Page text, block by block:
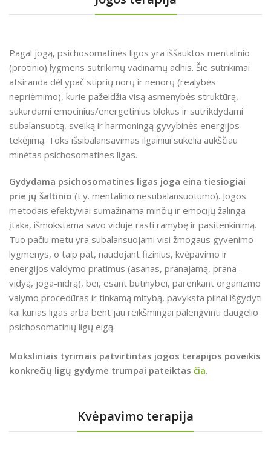
Pagal jogą, psichosomatinės ligos yra iššauktos mentalinio
(protinio) lygmens sutrikimų vadinamų adhis. Šie sutrikimai
atsiranda dėl ypač stiprių norų ir nenorų (realybės
nepriėmimo), kurie pažeidžia visą asmenybės struktūrą,
sukurdami emocinius/energetinius blokus ir sutrikdydami
subalansuotą, sveiką ir harmoningą gyvybinės energijos
tekėjimą. Toks išsibalansavimas ilgainiui sukelia aukščiau
minėtas psichosomatines ligas.
Gydydama psichosomatines ligas joga eina tiesiogiai
prie jų šaltinio (t.y. mentalinio nesubalansuotumo). Jogos
metodais efektyviai sumažinama minčių ir emocijų žalinga
įtaka, išmokstama savo viduje rasti ramybę ir pasitenkinimą.
Tuo pačiu metu yra subalansuojami visi žmogaus gyvenimo
lygmenys, o taip pat, naudojant fizinius, kvėpavimo ir
energijos valdymo pratimus (asanas, pranajamą, prana-
vidyą, joga-nidrą), bei, esant būtinybei, parenkant organizmo
valymo procedūras ir tinkamą mitybą, pavyksta pilnai išgydyti
kai kurias ligas arba bent jau reikšmingai palengvinti daugelio
psichosomatinių ligų eigą.
Moksliniais tyrimais patvirtintas jogos terapijos poveikis
konkrečių ligų gydyme trumpai pateiktas čia.
Kvėpavimo terapija